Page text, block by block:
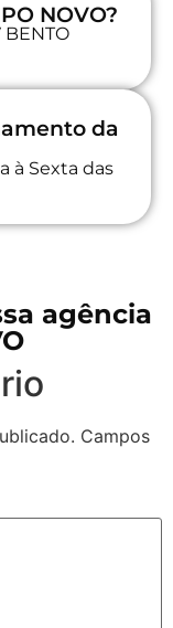
NOVO?
da
à Sexta das
agência
Campos